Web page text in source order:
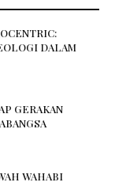
DALAM
GERAKAN
WAHABI